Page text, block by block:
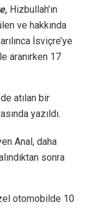
Hizbullah’ın
ve hakkında
İsviçre’ye
aranırken 17
atılan bir
yazıldı.
Anal, daha
sonra
otomobilde 10